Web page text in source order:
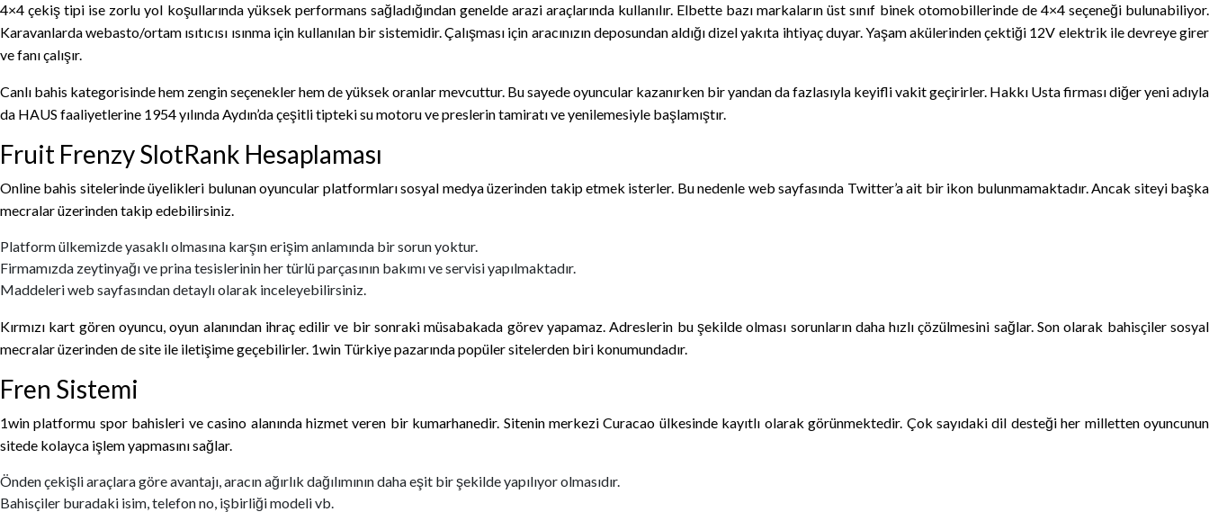
4×4 çekiş tipi ise zorlu yol koşullarında yüksek performans sağladığından genelde arazi araçlarında kullanılır. Elbette bazı markaların üst sınıf binek otomobillerinde de 4×4 seçeneği bulunabiliyor.
Karavanlarda webasto/ortam ısıtıcısı ısınma için kullanılan bir sistemidir. Çalışması için aracınızın deposundan aldığı dizel yakıta ihtiyaç duyar. Yaşam akülerinden çektiği 12V elektrik ile devreye girer
ve fanı çalışır.
Canlı bahis kategorisinde hem zengin seçenekler hem de yüksek oranlar mevcuttur. Bu sayede oyuncular kazanırken bir yandan da fazlasıyla keyifli vakit geçirirler. Hakkı Usta firması diğer yeni adıyla
da HAUS faaliyetlerine 1954 yılında Aydın’da çeşitli tipteki su motoru ve preslerin tamiratı ve yenilemesiyle başlamıştır.
Fruit Frenzy SlotRank Hesaplaması
Online bahis sitelerinde üyelikleri bulunan oyuncular platformları sosyal medya üzerinden takip etmek isterler. Bu nedenle web sayfasında Twitter’a ait bir ikon bulunmamaktadır. Ancak siteyi başka
mecralar üzerinden takip edebilirsiniz.
Platform ülkemizde yasaklı olmasına karşın erişim anlamında bir sorun yoktur.
Firmamızda zeytinyağı ve prina tesislerinin her türlü parçasının bakımı ve servisi yapılmaktadır.
Maddeleri web sayfasından detaylı olarak inceleyebilirsiniz.
Kırmızı kart gören oyuncu, oyun alanından ihraç edilir ve bir sonraki müsabakada görev yapamaz. Adreslerin bu şekilde olması sorunların daha hızlı çözülmesini sağlar. Son olarak bahisçiler sosyal
mecralar üzerinden de site ile iletişime geçebilirler. 1win Türkiye pazarında popüler sitelerden biri konumundadır.
Fren Sistemi
1win platformu spor bahisleri ve casino alanında hizmet veren bir kumarhanedir. Sitenin merkezi Curacao ülkesinde kayıtlı olarak görünmektedir. Çok sayıdaki dil desteği her milletten oyuncunun
sitede kolayca işlem yapmasını sağlar.
Önden çekişli araçlara göre avantajı, aracın ağırlık dağılımının daha eşit bir şekilde yapılıyor olmasıdır.
Bahisçiler buradaki isim, telefon no, işbirliği modeli vb.